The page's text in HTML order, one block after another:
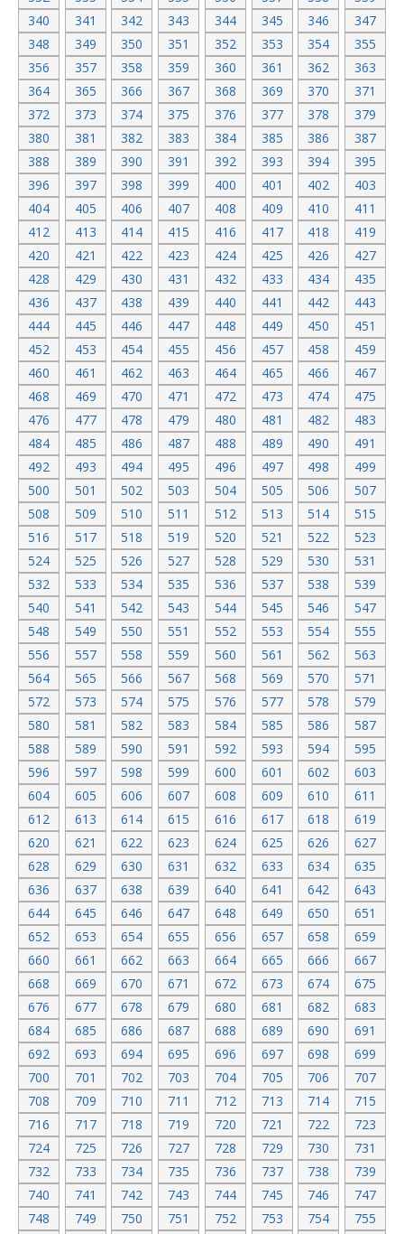
340
341 342 343 344 345 346
347
348
349 350 351 352 353 354
355
356
357 358 359 360 361 362
363
364
365 366 367 368 369 370
371
372
373 374 375 376 377 378
379
380
381 382 383 384 385 386
387
388
389 390 391 392 393 394
395
396
397 398 399 400 401 402
403
404
405 406 407 408 409 410
411
412
413 414 415 416 417 418
419
420
421 422 423 424 425 426
427
428
429 430 431 432 433 434
435
436
437 438 439 440 441 442
443
444
445 446 447 448 449 450
451
452
453 454 455 456 457 458
459
460
461 462 463 464 465 466
467
468
469 470 471 472 473 474
475
476
477 478 479 480 481 482
483
484
485 486 487 488 489 490
491
492
493 494 495 496 497 498
499
500
501 502 503 504 505 506
507
508
509 510 511 512 513 514
515
516
517 518 519 520 521 522
523
524
525 526 527 528 529 530
531
532
533 534 535 536 537 538
539
540
541 542 543 544 545 546
547
548
549 550 551 552 553 554
555
556
557 558 559 560 561 562
563
564
565 566 567 568 569 570
571
572
573 574 575 576 577 578
579
580
581 582 583 584 585 586
587
588
589 590 591 592 593 594
595
596
597 598 599 600 601 602
603
604
605 606 607 608 609 610
611
612
613 614 615 616 617 618
619
620
621 622 623 624 625 626
627
628
629 630 631 632 633 634
635
636
637 638 639 640 641 642
643
644
645 646 647 648 649 650
651
652
653 654 655 656 657 658
659
660
661 662 663 664 665 666
667
668
669 670 671 672 673 674
675
676
677 678 679 680 681 682
683
684
685 686 687 688 689 690
691
692
693 694 695 696 697 698
699
700
701 702 703 704 705 706
707
708
709 710 711 712 713 714
715
716
717 718 719 720 721 722
723
724
725 726 727 728 729 730
731
732
733 734 735 736 737 738
739
740
741 742 743 744 745 746
747
748
749 750 751 752 753 754
755